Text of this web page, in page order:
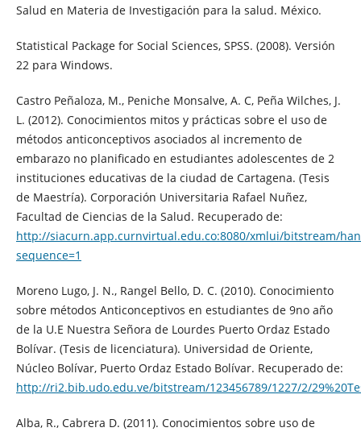
Salud en Materia de Investigación para la salud. México.
Statistical Package for Social Sciences, SPSS. (2008). Versión
22 para Windows.
Castro Peñaloza, M., Peniche Monsalve, A. C, Peña Wilches, J.
L. (2012). Conocimientos mitos y prácticas sobre el uso de
métodos anticonceptivos asociados al incremento de
embarazo no planificado en estudiantes adolescentes de 2
instituciones educativas de la ciudad de Cartagena. (Tesis
de Maestría). Corporación Universitaria Rafael Nuñez,
Facultad de Ciencias de la Salud. Recuperado de:
http://siacurn.app.curnvirtual.edu.co:8080/xmlui/bitstream/handle/
sequence=1
Moreno Lugo, J. N., Rangel Bello, D. C. (2010). Conocimiento
sobre métodos Anticonceptivos en estudiantes de 9no año
de la U.E Nuestra Señora de Lourdes Puerto Ordaz Estado
Bolívar. (Tesis de licenciatura). Universidad de Oriente,
Núcleo Bolívar, Puerto Ordaz Estado Bolívar. Recuperado de:
http://ri2.bib.udo.edu.ve/bitstream/123456789/1227/2/
Alba, R., Cabrera D. (2011). Conocimientos sobre uso de